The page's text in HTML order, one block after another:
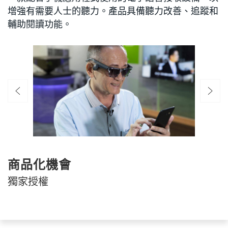
增強有需要人士的聽力。產品具備聽力改善、追蹤和
輔助閱讀功能。
商品化機會
獨家授權